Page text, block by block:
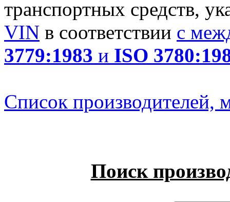
транспортных средств,
VIN в соответствии с
3779:1983 и ISO
Список производителей,
Поиск